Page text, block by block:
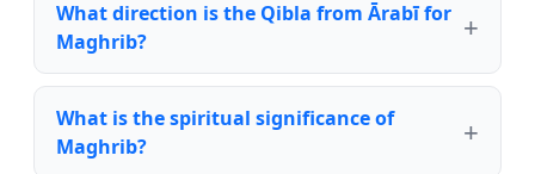
What direction is the Qibla from Ārabī for
Maghrib?
What is the spiritual significance of
Maghrib?